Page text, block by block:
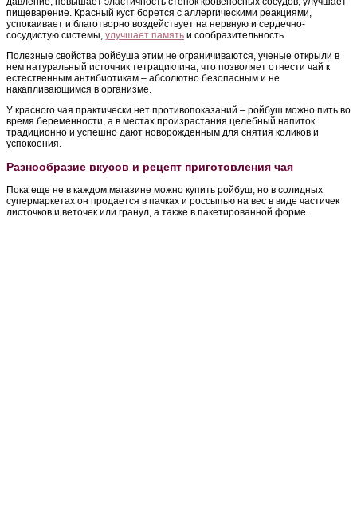
пищеварение. Красный куст борется с аллергическими реакциями,
успокаивает и благотворно воздействует на нервную и сердечно-
сосудистую системы, улучшает память и сообразительность.
Полезные свойства ройбуша этим не ограничиваются, ученые открыли в
нем натуральный источник тетрациклина, что позволяет отнести чай к
естественным антибиотикам – абсолютно безопасным и не
накапливающимся в организме.
У красного чая практически нет противопоказаний – ройбуш можно пить во
время беременности, а в местах произрастания целебный напиток
традиционно и успешно дают новорожденным для снятия коликов и
успокоения.
Разнообразие вкусов и рецепт приготовления чая
Пока еще не в каждом магазине можно купить ройбуш, но в солидных
супермаркетах он продается в пачках и россыпью на вес в виде частичек
листочков и веточек или гранул, а также в пакетированной форме.